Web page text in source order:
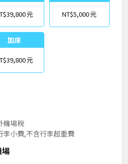
NT$5,000
加床
機場稅
李小費,不含行李超重費